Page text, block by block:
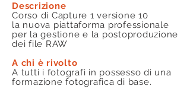
​Descrizione
Corso di Capture 1 versione 10
la nuova piattaforma professionale
per la gestione e la postoproduzione
dei file RAW
A chi è rivolto
A tutti i fotografi in possesso di una
formazione fotografica di base.